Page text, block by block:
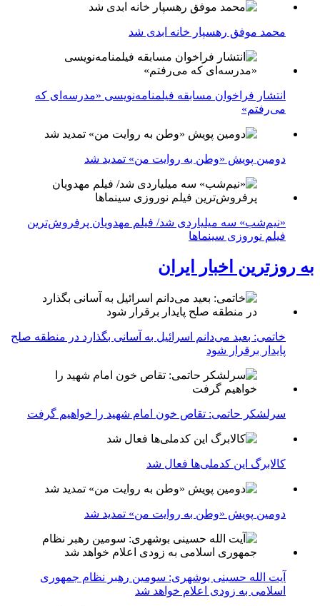
محمد موفق رهسپار خانه ابدی شد
انتشار فراخوان مسابقه فیلمنامه‌نویسی «مدرسه‌ای که
می‌رفتم»
دومین پویش «وطن به روایت من» تمدید شد
«نیم‌شب» سه میلیاردی شد/ فیلم مهدویان پرفروش‌ترین
فیلم نوروزی سینماها
به روزترین اخبار ایران
خاتمی: بعید می‌دانم اسرائیل به آسانی بگذارد در منطقه صلح
پایدار برقرار شود
سرلشکر حاتمی: تقاص خون امام شهید را خواهیم گرفت
کالابرگ این کدملی‌ها فعال شد
دومین پویش «وطن به روایت من» تمدید شد
آیت الله حسینی بوشهری: سومین رهبر نظام جمهوری
اسلامی به زودی اعلام خواهد شد